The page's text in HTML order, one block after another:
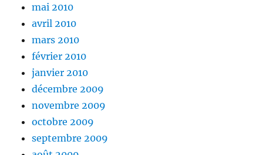
mai 2010
avril 2010
mars 2010
février 2010
janvier 2010
décembre 2009
novembre 2009
octobre 2009
septembre 2009